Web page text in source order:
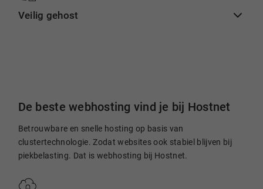
Veilig gehost
De beste webhosting vind je bij Hostnet
Betrouwbare en snelle hosting op basis van
clustertechnologie. Zodat websites ook stabiel blijven bij
piekbelasting. Dat is webhosting bij Hostnet.